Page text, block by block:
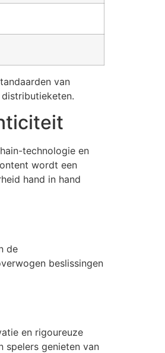
van
technologie en
wordt een
hand in hand
de
beslissingen
en rigoureuze
spelers genieten van